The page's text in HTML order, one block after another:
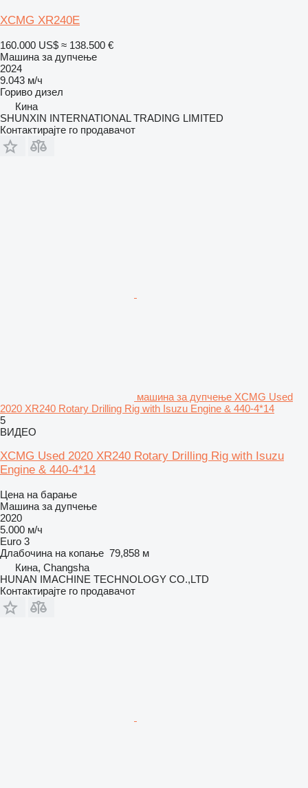
XCMG XR240E
160.000 US$ ≈ 138.500 €
Машина за дупчење
2024
9.043 м/ч
Гориво дизел
Кина
SHUNXIN INTERNATIONAL TRADING LIMITED
Контактирајте го продавачот
машина за дупчење XCMG Used
2020 XR240 Rotary Drilling Rig with Isuzu Engine & 440-4*14
5
ВИДЕО
XCMG Used 2020 XR240 Rotary Drilling Rig with Isuzu
Engine & 440-4*14
Цена на барање
Машина за дупчење
2020
5.000 м/ч
Euro 3
Длабочина на копање 79,858 м
Кина, Changsha
HUNAN IMACHINE TECHNOLOGY CO.,LTD
Контактирајте го продавачот